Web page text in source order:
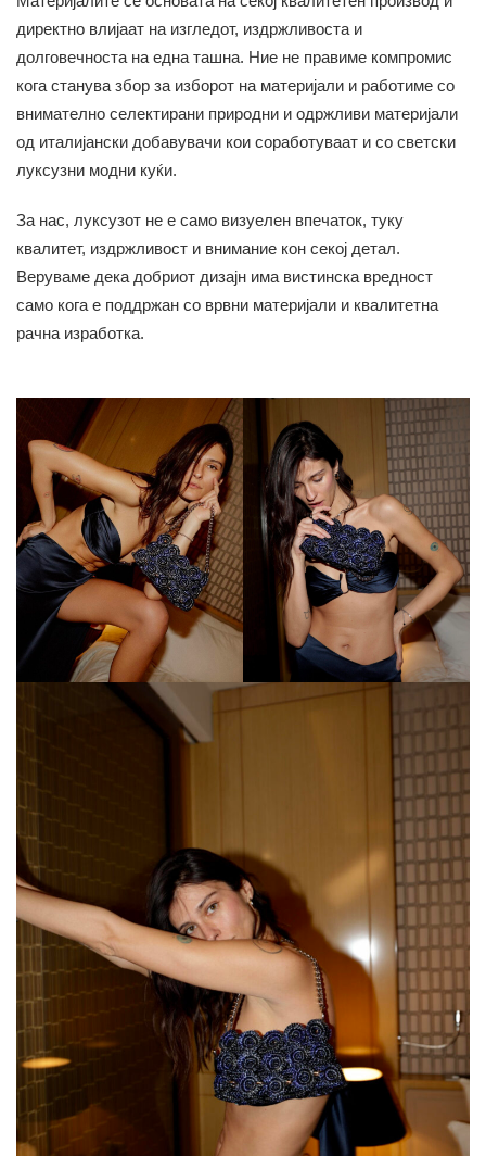
директно влијаат на изгледот, издржливоста и
долговечноста на една ташна. Ние не правиме компромис
кога станува збор за изборот на материјали и работиме со
внимателно селектирани природни и одржливи материјали
од италијански добавувачи кои соработуваат и со светски
луксузни модни куќи.
За нас, луксузот не е само визуелен впечаток, туку
квалитет, издржливост и внимание кон секој детал.
Веруваме дека добриот дизајн има вистинска вредност
само кога е поддржан со врвни материјали и квалитетна
рачна изработка.